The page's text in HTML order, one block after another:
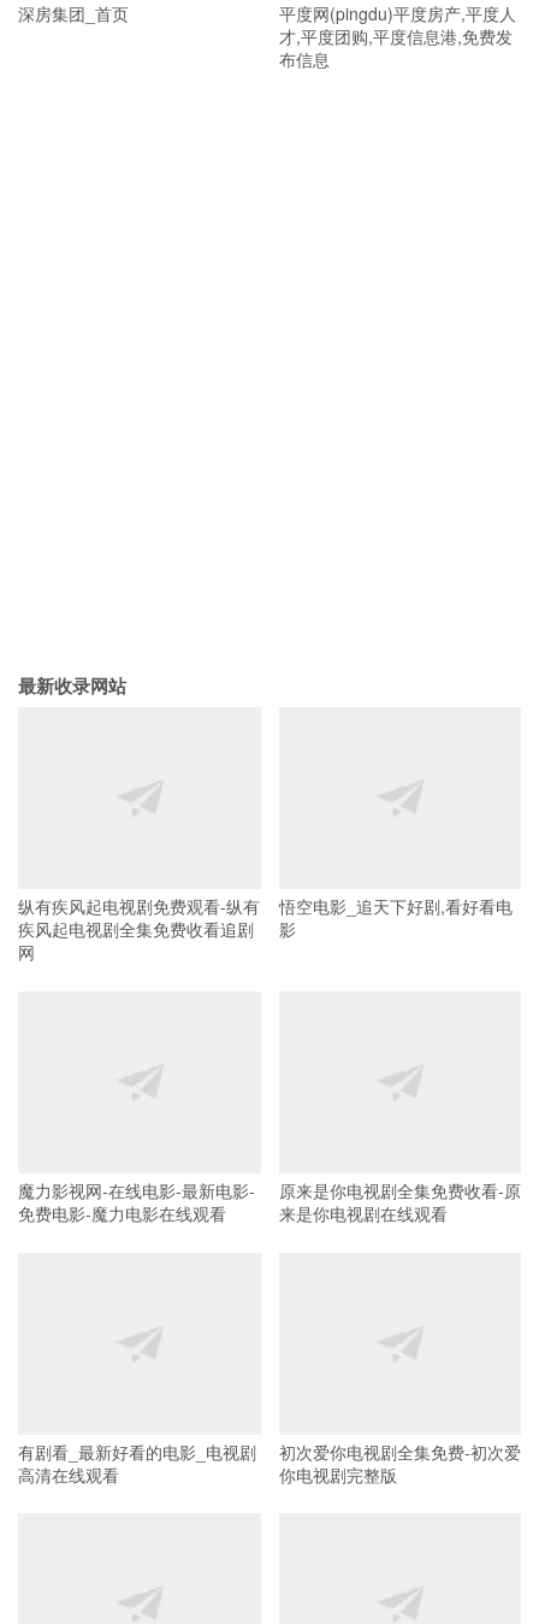
深房集团_首页
平度网(pingdu)平度房产,平度人
才,平度团购,平度信息港,免费发
布信息
最新收录网站
纵有疾风起电视剧免费观看-纵有
疾风起电视剧全集免费收看追剧
网
悟空电影_追天下好剧,看好看电
影
魔力影视网-在线电影-最新电影-
免费电影-魔力电影在线观看
原来是你电视剧全集免费收看-原
来是你电视剧在线观看
有剧看_最新好看的电影_电视剧
高清在线观看
初次爱你电视剧全集免费-初次爱
你电视剧完整版